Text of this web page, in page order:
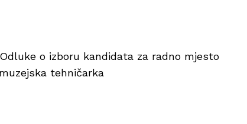
o izboru kandidata za radno mjesto
tehničarka